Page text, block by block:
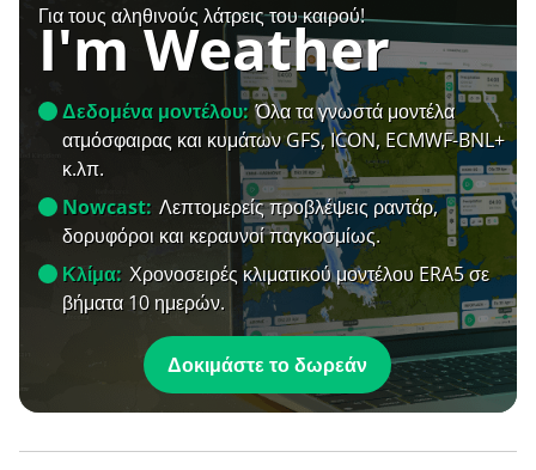
Για τους αληθινούς λάτρεις του καιρού!
I'm Weather
Δεδομένα μοντέλου: Όλα τα γνωστά μοντέλα
ατμόσφαιρας και κυμάτων GFS, ICON, ECMWF-BNL+
κ.λπ.
Nowcast: Λεπτομερείς προβλέψεις ραντάρ,
δορυφόροι και κεραυνοί παγκοσμίως.
Κλίμα: Χρονοσειρές κλιματικού μοντέλου ERA5 σε
βήματα 10 ημερών.
Δοκιμάστε το δωρεάν